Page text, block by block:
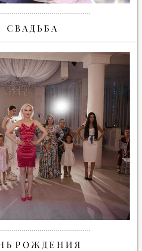
С В А Д Ь Б А
Ь Р О Ж Д Е Н И Я